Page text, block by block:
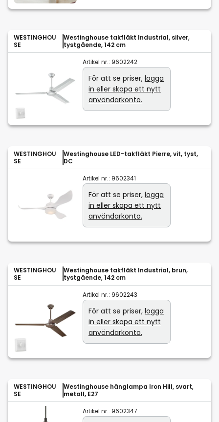
WESTINGHOU
SE
Westinghouse takfläkt Industrial, silver,
tystgående, 142 cm
Artikel nr.: 9602242
För att se priser, logga
in eller skapa ett nytt
användarkonto.
WESTINGHOU
SE
Westinghouse LED-takfläkt Pierre, vit, tyst,
DC
Artikel nr.: 9602341
För att se priser, logga
in eller skapa ett nytt
användarkonto.
WESTINGHOU
SE
Westinghouse takfläkt Industrial, brun,
tystgående, 142 cm
Artikel nr.: 9602243
För att se priser, logga
in eller skapa ett nytt
användarkonto.
WESTINGHOU
SE
Westinghouse hänglampa Iron Hill, svart,
metall, E27
Artikel nr.: 9602347